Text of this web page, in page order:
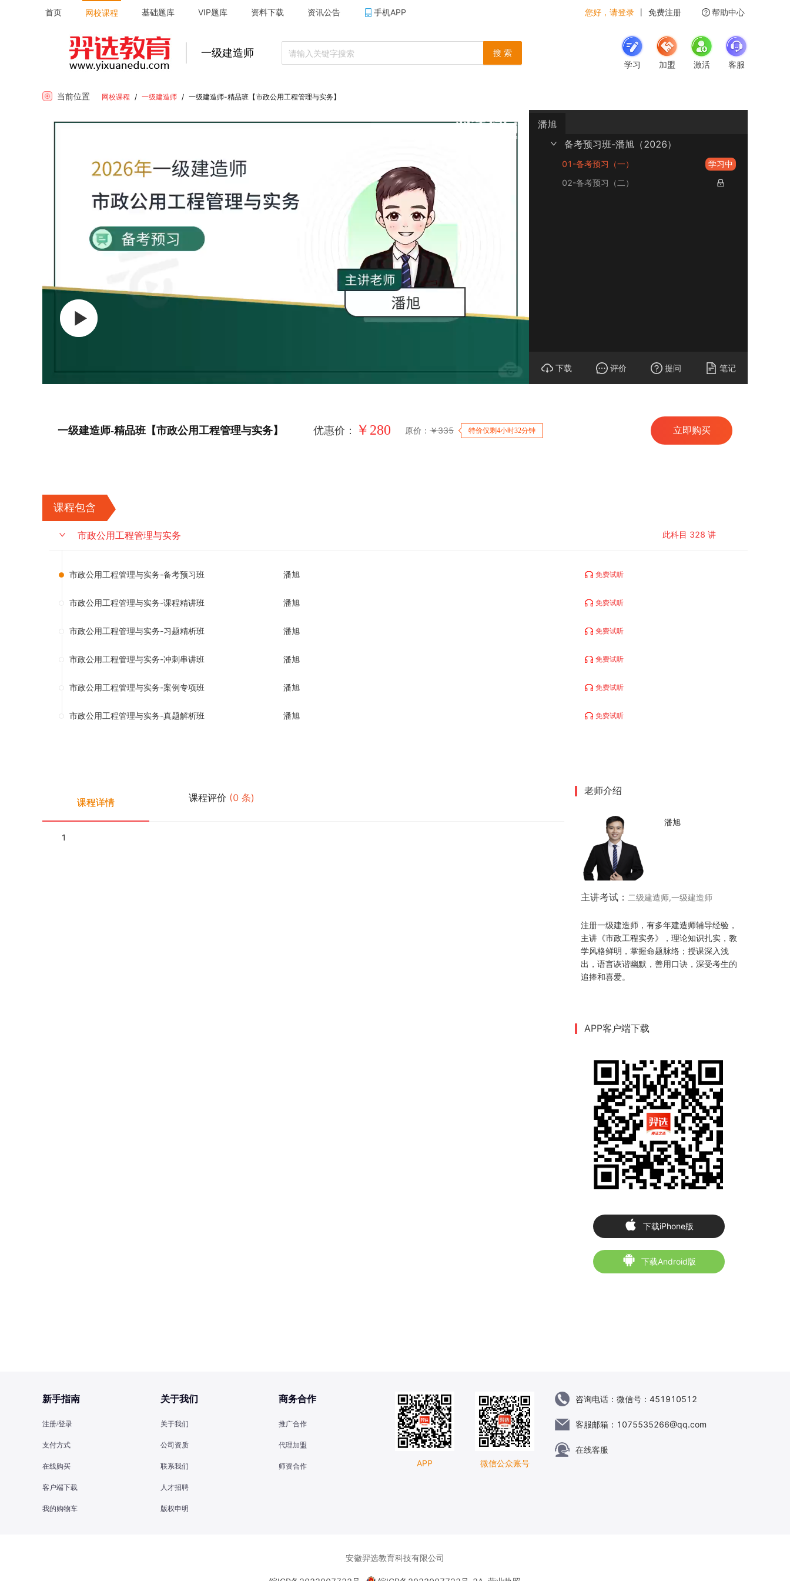
首页 网校课程 基础题库 VIP题库 资料下载 资讯公告 手机APP 您好，请登录 丨 免费注册 帮助中心
一级建造师
搜 索
学习
加盟 激活 客服
当前位置 网校课程 / 一级建造师 / 一级建造师-精品班【市政公用工程管理与实务】
潘旭
备考预习班-潘旭（2026）
01-备考预习（一）
学习中
02-备考预习（二）
下载 评价 提问 笔记
一级建造师-精品班【市政公用工程管理与实务】 优惠价： ￥ 280 原价： ￥335 特价仅剩4小时32分钟 立即购买
课程包含
市政公用工程管理与实务 此科目 328 讲
市政公用工程管理与实务-备考预习班 潘旭 免费试听
市政公用工程管理与实务-课程精讲班 潘旭 免费试听
市政公用工程管理与实务-习题精析班 潘旭 免费试听
市政公用工程管理与实务-冲刺串讲班 潘旭 免费试听
市政公用工程管理与实务-案例专项班 潘旭 免费试听
市政公用工程管理与实务-真题解析班 潘旭 免费试听
课程详情 课程评价 (0 条)
1
老师介绍
潘旭
主讲考试： 二级建造师,一级建造师
注册一级建造师，有多年建造师辅导经验，
主讲《市政工程实务》，理论知识扎实，教
学风格鲜明，掌握命题脉络；授课深入浅
出，语言诙谐幽默，善用口诀，深受考生的
追捧和喜爱。
APP客户端下载
下载iPhone版
下载Android版
新手指南
注册/登录
支付方式
在线购买
客户端下载
我的购物车
关于我们
关于我们
公司资质
联系我们
人才招聘
版权申明
商务合作
推广合作
代理加盟
师资合作 APP 微信公众账号
咨询电话： 微信号：451910512
客服邮箱： 1075535266@qq.com
在线客服
安徽羿选教育科技有限公司